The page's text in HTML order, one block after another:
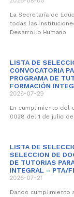
La Secretaría de
todas las
Desarrollo Humano
LISTA DE
CONVOCATORIA
PROGRAMA DE
FORMACIÓN
2026-07-29
En cumplimiento del
0028 del 1 de julio
LISTA DE
SELECCION DE
DE TUTORIAS
INTEGRAL – PTA/
2026-07-21
Dando cumplimiento